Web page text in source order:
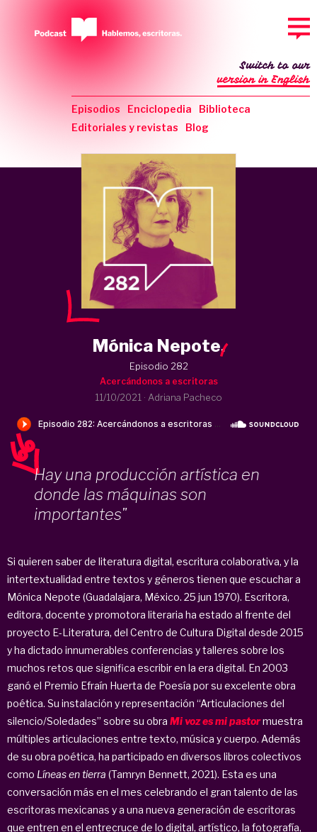
Episodios Enciclopedia
Biblioteca
Editoriales y revistas
Blog
Switch to our
version in English
Mónica Nepote.
Episodio 282
Acercándonos a escritoras
11/10/2021 · Adriana Pacheco
Hay una producción artística en
donde las máquinas son
importantes"
Si quieren saber de literatura digital, escritura colaborativa, y la
intertextualidad entre textos y géneros tienen que escuchar a
Mónica Nepote (Guadalajara, México. 25 jun 1970). Escritora,
editora, docente y promotora literaria ha estado al frente del
proyecto E-Literatura, del Centro de Cultura Digital desde 2015
y ha dictado innumerables conferencias y talleres sobre los
muchos retos que significa escribir en la era digital. En 2003
ganó el Premio Efraín Huerta de Poesía por su excelente obra
poética. Su instalación y representación “Articulaciones del
silencio/Soledades” sobre su obra Mi voz es mi pastormuestra
múltiples articulaciones entre texto, música y cuerpo. Además
de su obra poética, ha participado en diversos libros colectivos
como Líneas en tierra (Tamryn Bennett, 2021). Esta es una
conversación más en el mes celebrando el gran talento de las
escritoras mexicanas y a una nueva generación de escritoras
que entren en el entrecruce de lo digital, artístico, la fotografía,